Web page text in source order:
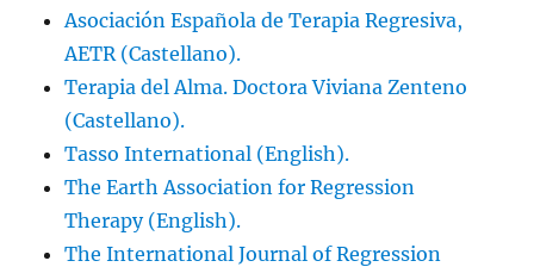
Asociación Española de Terapia Regresiva,
AETR (Castellano).
Terapia del Alma. Doctora Viviana Zenteno
(Castellano).
Tasso International (English).
The Earth Association for Regression
Therapy (English).
The International Journal of Regression